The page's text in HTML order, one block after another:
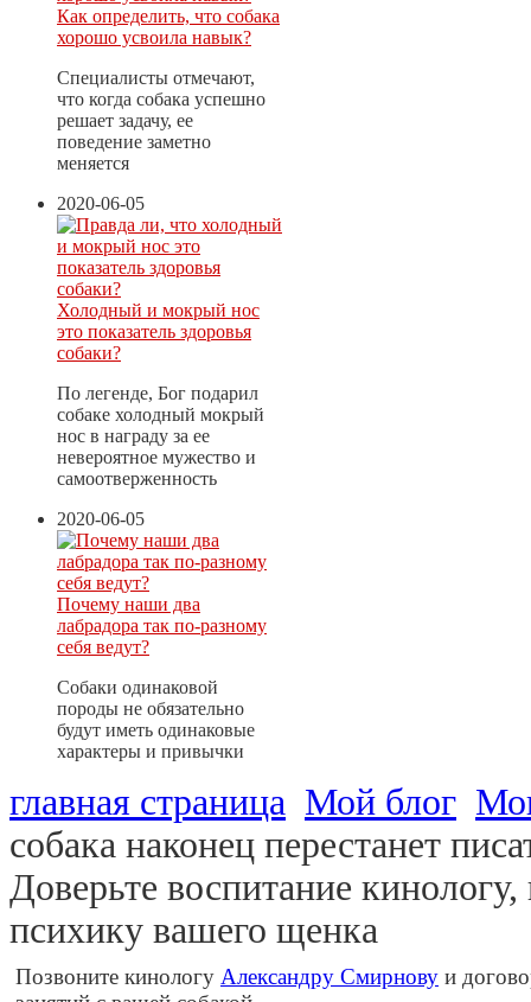
Как определить, что собака
хорошо усвоила навык?
Специалисты отмечают,
что когда собака успешно
решает задачу, ее
поведение заметно
меняется
2020-06-05
Холодный и мокрый нос
это показатель здоровья
собаки?
По легенде, Бог подарил
собаке холодный мокрый
нос в награду за ее
невероятное мужество и
самоотверженность
2020-06-05
Почему наши два
лабрадора так по-разному
себя ведут?
Собаки одинаковой
породы не обязательно
будут иметь одинаковые
характеры и привычки
главная страница Мой блог
собака наконец перестанет
Доверьте воспитание
психику вашего щенка
Позвоните кинологу Александру Смирнову и